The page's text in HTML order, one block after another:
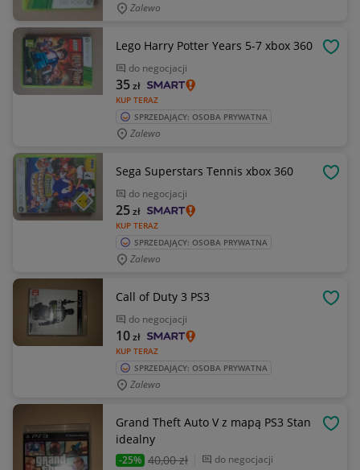
Zalewo
Lego Harry Potter Years 5-7 xbox 360
do negocjacji
KUP TERAZ
35zł
SPRZEDAJĄCY: OSOBA PRYWATNA
Zalewo
Sega Superstars Tennis xbox 360
do negocjacji
KUP TERAZ
25zł
SPRZEDAJĄCY: OSOBA PRYWATNA
Zalewo
Call of Duty 3 PS3
do negocjacji
KUP TERAZ
10zł
SPRZEDAJĄCY: OSOBA PRYWATNA
Zalewo
Grand Theft Auto V z mapą PS3 Stan
idealny
-25% 40,00 zł do negocjacji